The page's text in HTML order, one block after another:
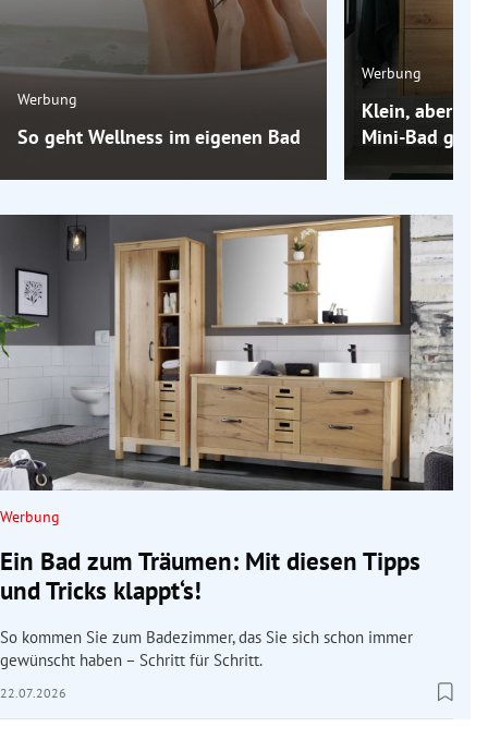
Werbung
So geht Wellness im eigenen Bad
Werbung
Klein, aber
Mini-Bad groß
Werbung
Ein Bad zum Träumen: Mit diesen Tipps
und Tricks klappt‘s!
So kommen Sie zum Badezimmer, das Sie sich schon immer
gewünscht haben – Schritt für Schritt.
22.07.2026